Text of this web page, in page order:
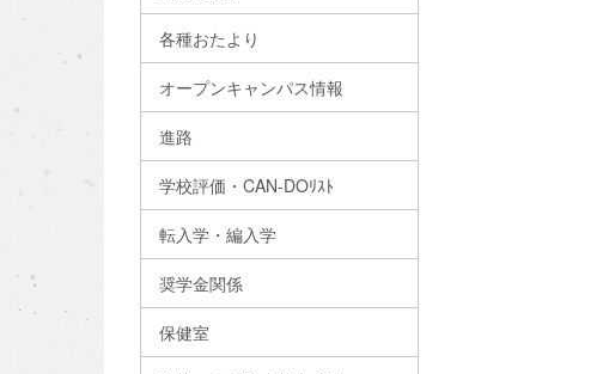
各種おたより
オープンキャンパス情報
進路
学校評価・CAN-DOﾘｽﾄ
転入学・編入学
奨学金関係
保健室